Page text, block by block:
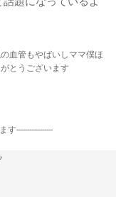
血管もやばいしママ僕ほ
とうございます
-----------------